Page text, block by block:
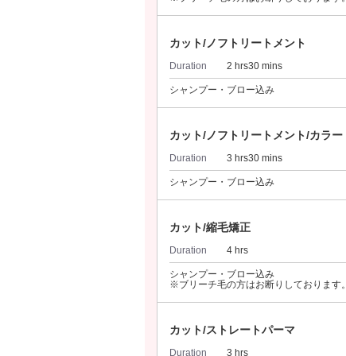
カット/ノフトリートメント
Duration 2 hrs30 mins
シャンプー・ブロー込み
カット/ノフトリートメント/カラー
Duration 3 hrs30 mins
シャンプー・ブロー込み
カット/縮毛矯正
Duration 4 hrs
シャンプー・ブロー込み
※ブリーチ毛の方はお断りしております。
カット/ストレートパーマ
Duration 3 hrs